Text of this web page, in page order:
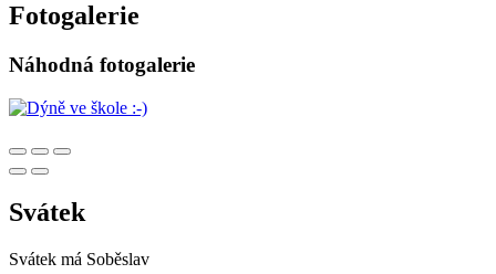
Fotogalerie
Náhodná fotogalerie
Svátek
Svátek má Soběslav